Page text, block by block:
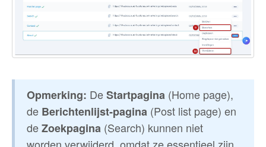
Opmerking: DeStartpagina (Home page),
de Berichtenlijst‑pagina (Post list page) en
deZoekpagina (Search) kunnen niet
worden verwijderd, omdat ze essentieel zijn